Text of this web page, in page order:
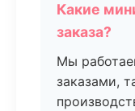
Какие
заказа?
Мы
заказами,